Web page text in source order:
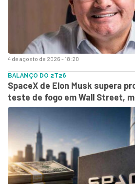
4 de agosto de 2026 - 18:20
BALANÇO DO 2T26
SpaceX de Elon Musk supera
teste de fogo em Wall Street,